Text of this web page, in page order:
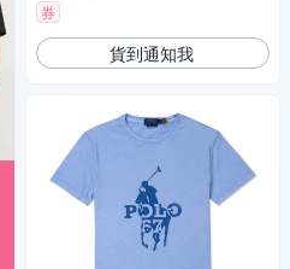
券
貨到通知我